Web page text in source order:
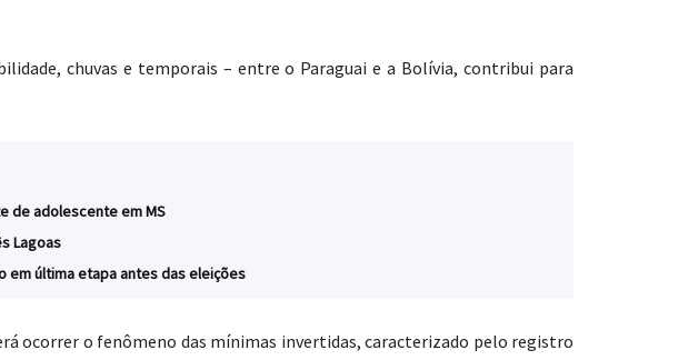
chuvas e temporais – entre o Paraguai e a Bolívia, contribui para
de adolescente em MS
Lagoas
em última etapa antes das eleições
ocorrer o fenômeno das mínimas invertidas, caracterizado pelo registro